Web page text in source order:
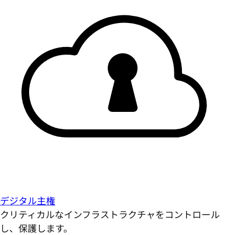
デジタル主権
クリティカルなインフラストラクチャをコントロール
し、保護します。